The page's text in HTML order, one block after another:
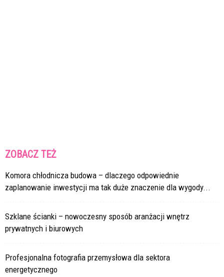
ZOBACZ TEŻ
Komora chłodnicza budowa – dlaczego odpowiednie
zaplanowanie inwestycji ma tak duże znaczenie dla wygody...
Szklane ścianki – nowoczesny sposób aranżacji wnętrz
prywatnych i biurowych
Profesjonalna fotografia przemysłowa dla sektora
energetycznego